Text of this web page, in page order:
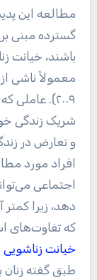
مطالعه این
گسترده مبنی بر
باشند، خیانت
معمولاً ناشی
۲۰۰۹).
شریک زندگی
و تعارض در
افراد مورد
اجتماعی
دهد، زیرا
که تفاوت‌های
خیانت زناشویی
طبق گفته زنان